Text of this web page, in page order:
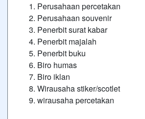
Perusahaan percetakan
Perusahaan souvenir
Penerbit surat kabar
Penerbit majalah
Penerbit buku
Biro humas
Biro iklan
Wirausaha stiker/scotlet
wirausaha percetakan